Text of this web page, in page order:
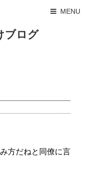
MENU
ブログ
方だねと同僚に言